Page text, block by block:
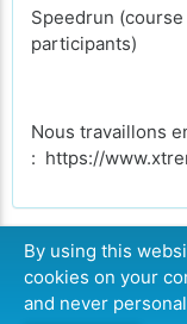
Speedrun
participants)
Nous travaillons
: https://
By using this
cookies on your
and never